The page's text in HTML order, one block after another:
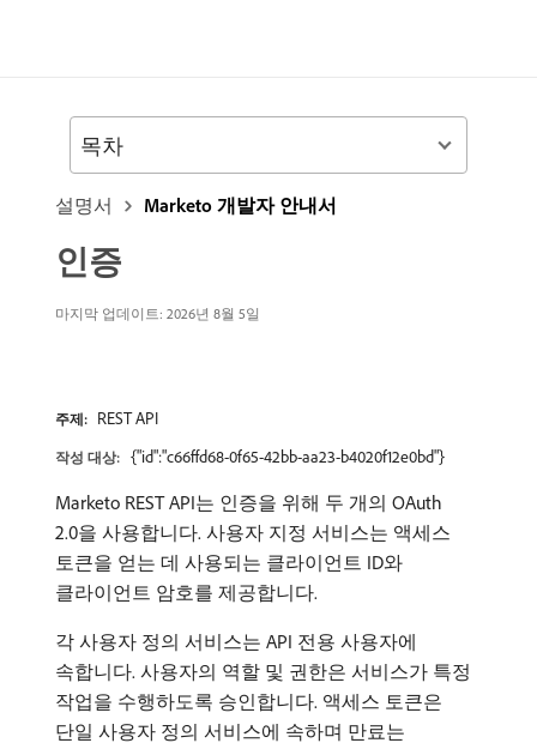
설명서 Marketo 개발자 안내서
인증
마지막 업데이트: 2026년 8월 5일
주제: REST API
작성 대상: {"id":"c66ffd68-0f65-42bb-aa23-b4020f12e0bd"}
Marketo REST API는 인증을 위해 두 개의 OAuth
2.0을 사용합니다. 사용자 지정 서비스는 액세스
토큰을 얻는 데 사용되는 클라이언트 ID와
클라이언트 암호를 제공합니다.
각 사용자 정의 서비스는 API 전용 사용자에
속합니다. 사용자의 역할 및 권한은 서비스가 특정
작업을 수행하도록 승인합니다. 액세스 토큰은
단일 사용자 정의 서비스에 속하며 만료는
목차